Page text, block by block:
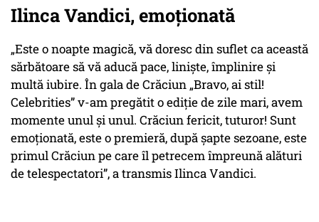
Ilinca Vandici, emoționată
„Este o noapte magică, vă doresc din suflet ca această
sărbătoare să vă aducă pace, liniște, împlinire și
multă iubire. În gala de Crăciun „Bravo, ai stil!
Celebrities” v-am pregătit o ediție de zile mari, avem
momente unul și unul. Crăciun fericit, tuturor! Sunt
emoționată, este o premieră, după șapte sezoane, este
primul Crăciun pe care îl petrecem împreună alături
de telespectatori”, a transmis Ilinca Vandici.